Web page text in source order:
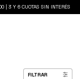
| 3 Y 6 CUOTAS SIN INTERÉS
FILTRAR